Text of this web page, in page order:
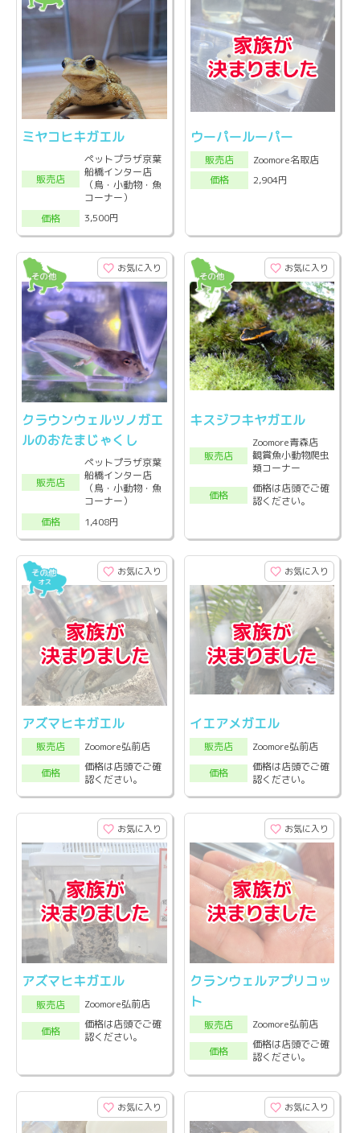
ミヤコヒキガエル
販売店
ペットプラザ京葉
船橋インター店
（鳥・小動物・魚
コーナー）
価格
3,500円
ウーパールーパー
販売店
Zoomore名取店
価格
2,904円
お気に入り
クラウンウェルツノガエ
ルのおたまじゃくし
販売店
ペットプラザ京葉
船橋インター店
（鳥・小動物・魚
コーナー）
価格
1,408円
お気に入り
キスジフキヤガエル
販売店
Zoomore青森店
観賞魚小動物爬虫
類コーナー
価格
価格は店頭でご確
認ください。
お気に入り
アズマヒキガエル
販売店
Zoomore弘前店
価格
価格は店頭でご確
認ください。
お気に入り
イエアメガエル
販売店
Zoomore弘前店
価格
価格は店頭でご確
認ください。
お気に入り
アズマヒキガエル
販売店
Zoomore弘前店
価格
価格は店頭でご確
認ください。
お気に入り
クランウェルアプリコッ
ト
販売店
Zoomore弘前店
価格
価格は店頭でご確
認ください。
お気に入り お気に入り